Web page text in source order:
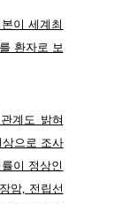
이 세계최
환자로 보
계도 밝혀
상으로 조사
이 정상인
암, 전립선